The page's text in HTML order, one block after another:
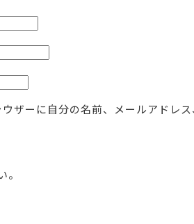
ザーに自分の名前、メールアドレス